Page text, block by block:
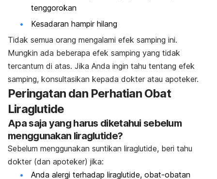
tenggorokan
Kesadaran hampir hilang
Tidak semua orang mengalami efek samping ini.
Mungkin ada beberapa efek samping yang tidak
tercantum di atas. Jika Anda ingin tahu tentang efek
samping, konsultasikan kepada dokter atau apoteker.
Peringatan dan Perhatian Obat
Liraglutide
Apa saja yang harus diketahui sebelum
menggunakan liraglutide?
Sebelum menggunakan suntikan liraglutide, beri tahu
dokter (dan apoteker) jika:
Anda alergi terhadap liraglutide, obat-obatan